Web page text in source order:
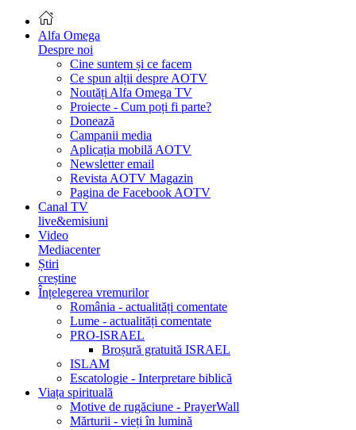
Alfa Omega
Despre noi
Cine suntem și ce facem
Ce spun alții despre AOTV
Noutăți Alfa Omega TV
Proiecte - Cum poți fi parte?
Donează
Campanii media
Aplicația mobilă AOTV
Newsletter email
Revista AOTV Magazin
Pagina de Facebook AOTV
Canal TV
live&emisiuni
Video
Mediacenter
Știri
creștine
Înțelegerea vremurilor
România - actualități comentate
Lume - actualități comentate
PRO-ISRAEL
Broșură gratuită ISRAEL
ISLAM
Escatologie - Interpretare biblică
Viața spirituală
Motive de rugăciune - PrayerWall
Mărturii - vieți în lumină